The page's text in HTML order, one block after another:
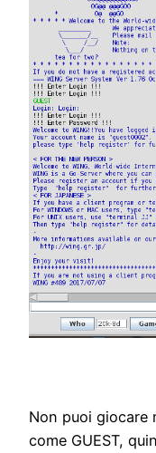
Non puoi giocare
come GUEST,